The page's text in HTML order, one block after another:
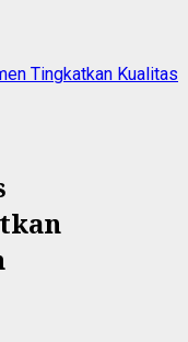
Tingkatkan Kualitas